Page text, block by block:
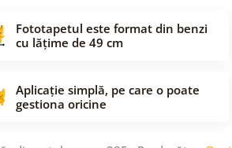
Fototapetul este format din benzi
cu lățime de 49 cm
Aplicație simplă, pe care o poate
gestiona oricine